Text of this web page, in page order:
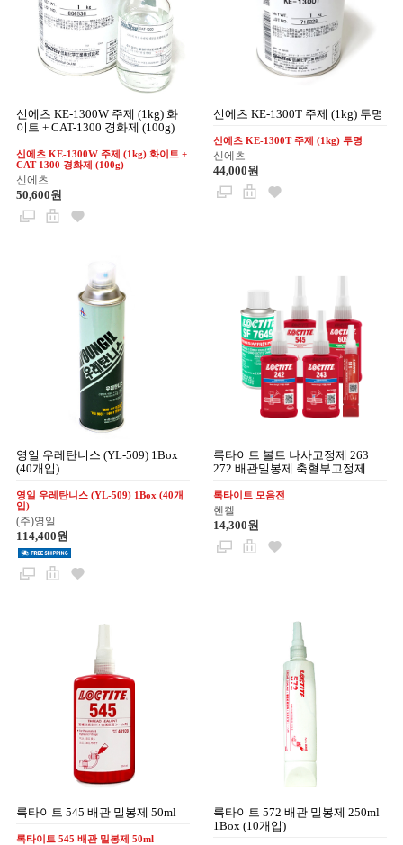
신에츠 KE-1300W 주제 (1kg) 화
이트 + CAT-1300 경화제 (100g)
신에츠 KE-1300W 주제 (1kg) 화이트 +
CAT-1300 경화제 (100g)
신에츠
50,600원
신에츠 KE-1300T 주제 (1kg) 투명
신에츠 KE-1300T 주제 (1kg) 투명
신에츠
44,000원
영일 우레탄니스 (YL-509) 1Box
(40개입)
영일 우레탄니스 (YL-509) 1Box (40개
입)
(주)영일
114,400원
록타이트 볼트 나사고정제 263
272 배관밀봉제 축혈부고정제
록타이트 모음전
헨켈
14,300원
록타이트 545 배관 밀봉제 50ml
록타이트 545 배관 밀봉제 50ml
록타이트 572 배관 밀봉제 250ml
1Box (10개입)